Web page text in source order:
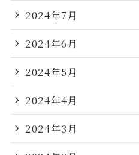
2024年7月
2024年6月
2024年5月
2024年4月
2024年3月